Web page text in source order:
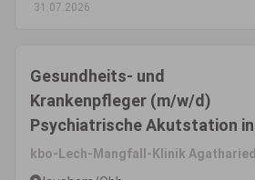
31.07.2026
Gesundheits- und
Krankenpfleger (m/w/d)
Psychiatrische Akutstation in
Agatharied
kbo-Lech-Mangfall-Klinik Agatharied